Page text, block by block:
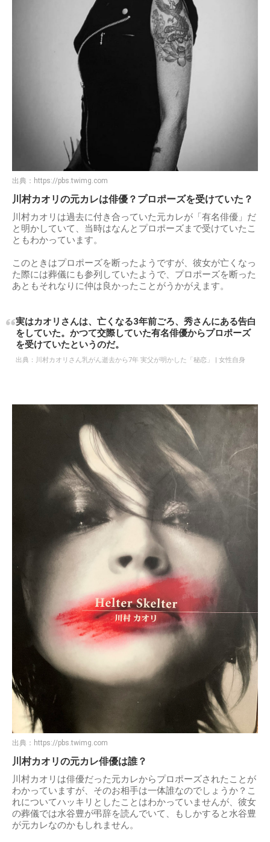
出典： https://pbs.twimg.com
川村カオリの元カレは俳優？プロポーズを受けていた？
川村カオリは過去に付き合っていた元カレが「有名俳優」だ
と明かしていて、当時はなんとプロポーズまで受けていたこ
ともわかっています。
このときはプロポーズを断ったようですが、彼女が亡くなっ
た際には葬儀にも参列していたようで、プロポーズを断った
あともそれなりに仲は良かったことがうかがえます。
実はカオリさんは、亡くなる3年前ごろ、秀さんにある告白
をしていた。かつて交際していた有名俳優からプロポーズ
を受けていたというのだ。
出典： 川村カオリさん乳がん逝去から7年 実父が明かした「秘恋」 | 女性自身
出典： https://pbs.twimg.com
川村カオリの元カレ俳優は誰？
川村カオリは俳優だった元カレからプロポーズされたことが
わかっていますが、そのお相手は一体誰なのでしょうか？こ
れについてハッキリとしたことはわかっていませんが、彼女
の葬儀では水谷豊が弔辞を読んでいて、もしかすると水谷豊
が元カレなのかもしれません。